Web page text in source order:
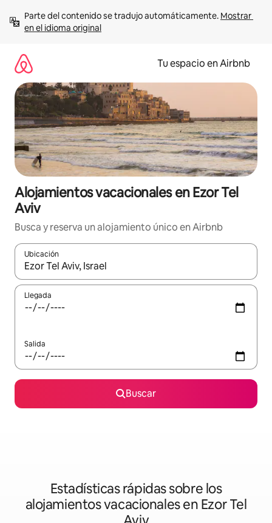
contenido
Parte del contenido se tradujo automáticamente. Mostrar
en el idioma original
Tu espacio en Airbnb
Alojamientos vacacionales en Ezor Tel
Aviv
Busca y reserva un alojamiento único en Airbnb
Ubicación
Cuando los resultados estén disponibles, podrás navegar
Llegada
Salida
Buscar
Estadísticas rápidas sobre los
alojamientos vacacionales en Ezor Tel